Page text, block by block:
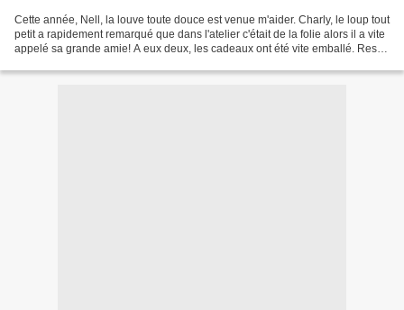
Cette année, Nell, la louve toute douce est venue m'aider. Charly, le loup tout
petit a rapidement remarqué que dans l'atelier c'était de la folie alors il a vite
appelé sa grande amie! A eux deux, les cadeaux ont été vite emballé. Reste